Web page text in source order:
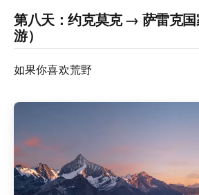
第八天：约克莫克 → 萨雷克
游）
如果你喜欢荒野